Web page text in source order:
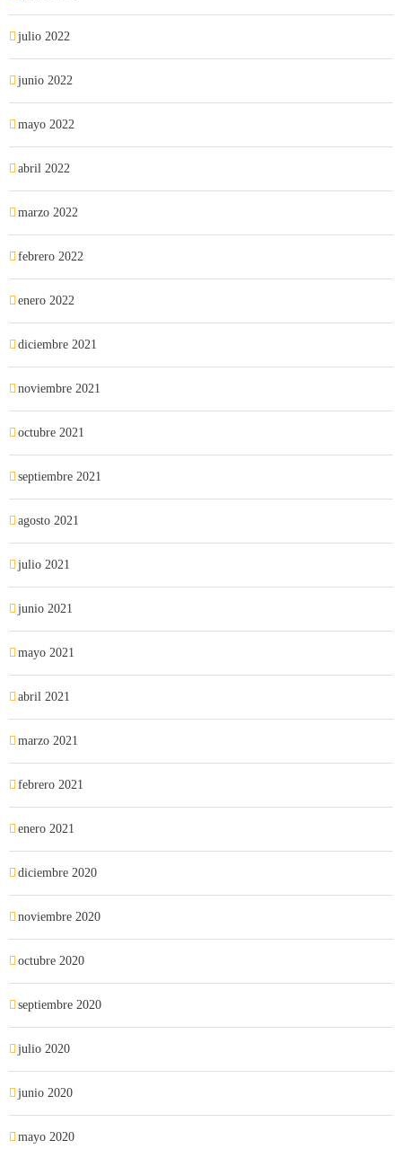
julio 2022
junio 2022
mayo 2022
abril 2022
marzo 2022
febrero 2022
enero 2022
diciembre 2021
noviembre 2021
octubre 2021
septiembre 2021
agosto 2021
julio 2021
junio 2021
mayo 2021
abril 2021
marzo 2021
febrero 2021
enero 2021
diciembre 2020
noviembre 2020
octubre 2020
septiembre 2020
julio 2020
junio 2020
mayo 2020